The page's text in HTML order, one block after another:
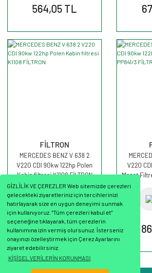
GİZLİLİK VE ÇEREZLER Web sitemizde çerezleri
gelecekteki ziyaretleriniz için tercihlerinizi
hatırlayarak size en uygun deneyimi sunmak
için kullanıyoruz. “Tüm çerezleri kabul et”
seçeneğine tıklayarak, tüm çerezlerin
kullanımına izin vermiş olursunuz. İsterseniz
onayınızı özelleştirmek için Çerez Ayarlarını
ziyaret edebilirsiniz.
KİŞİSEL VERİLERİN KORUNMASI
564,05 TL
FİLTRON
MERCEDES BENZ V 638 2
V220 CDI 90kw 122hp Polen
Kabin filtresi K1108 FİLTRON
748,45 TL
V220
Mazot